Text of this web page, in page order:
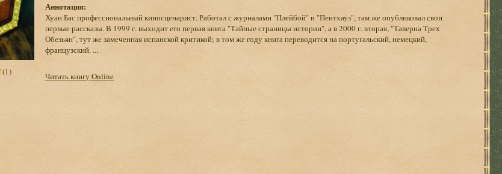
(1)
Аннотация:
Хуан Бас профессиональный киносценарист. Работал с журналами "Плейбой" и "Пентхауз", там же опубликовал свои
первые рассказы. В 1999 г. выходит его первая книга "Тайные страницы истории", а в 2000 г. вторая, "Таверна Трех
Обезьян", тут же замеченная испанской критикой; в том же году книга переводится на португальский, немецкий,
французский. ...
Читать книгу Online